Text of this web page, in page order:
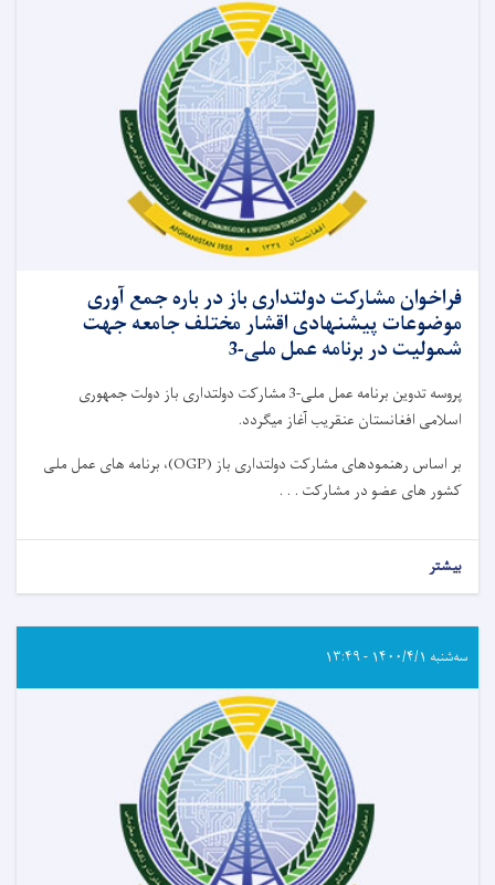
فراخوان مشارکت دولتداری باز در باره جمع آوری
موضوعات پیشنهادی اقشار مختلف جامعه جهت
شمولیت در برنامه عمل ملی-3
پروسه تدوین برنامه عمل ملی-3 مشارکت دولتداری باز دولت جمهوری
اسلامی افغانستان عنقریب آغاز میگردد.
بر اساس رهنمودهای مشارکت دولتداری باز (OGP)، برنامه های عمل ملی
کشور های عضو در مشارکت . . .
بیشتر
سه‌شنبه ۱۴۰۰/۴/۱ - ۱۳:۴۹